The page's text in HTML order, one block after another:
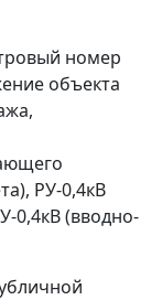
номер
объекта
РУ-0,4кВ
0,4кВ (вводно-